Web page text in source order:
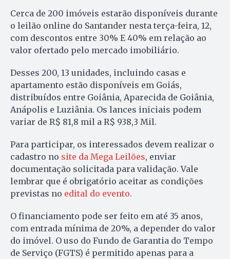
Cerca de 200 imóveis estarão disponíveis durante
o leilão online do Santander nesta terça-feira, 12,
com descontos entre 30% E 40% em relação ao
valor ofertado pelo mercado imobiliário.
Desses 200, 13 unidades, incluindo casas e
apartamento estão disponíveis em Goiás,
distribuídos entre Goiânia, Aparecida de Goiânia,
Anápolis e Luziânia. Os lances iniciais podem
variar de R$ 81,8 mil a R$ 938,3 Mil.
Para participar, os interessados devem realizar o
cadastro no site da Mega Leilões, enviar
documentação solicitada para validação. Vale
lembrar que é obrigatório aceitar as condições
previstas no edital do evento.
O financiamento pode ser feito em até 35 anos,
com entrada mínima de 20%, a depender do valor
do imóvel. O uso do Fundo de Garantia do Tempo
de Serviço (FGTS) é permitido apenas para a